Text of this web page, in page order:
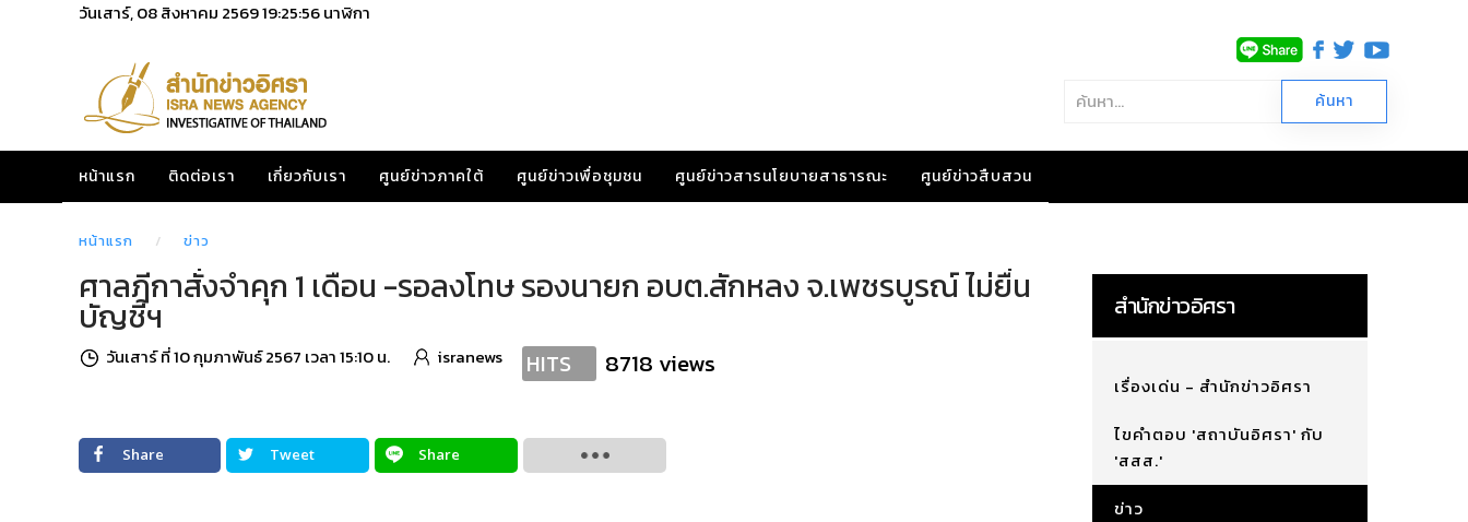
วันเสาร์, 08 สิงหาคม 256919:25:57นาฬิกา
หน้าแรก ติดต่อเรา เกี่ยวกับเรา ศูนย์ข่าวภาคใต้ ศูนย์ข่าวเพื่อชุมชน ศูนย์ข่าวสารนโยบายสาธารณะ ศูนย์ข่าวสืบสวน
หน้าแรก ข่าว
ศาลฎีกาสั่งจำคุก 1 เดือน -รอลงโทษ รองนายก อบต.สักหลง จ.เพชรบูรณ์ ไม่ยื่น
บัญชีฯ
วันเสาร์ ที่ 10 กุมภาพันธ์ 2567 เวลา 15:10 น. isranews HITS 8718 views
Share Tweet Share
สำนักข่าวอิศรา
เรื่องเด่น - สำนักข่าวอิศรา
ไขคำตอบ 'สถาบันอิศรา' กับ
'สสส.'
ข่าว